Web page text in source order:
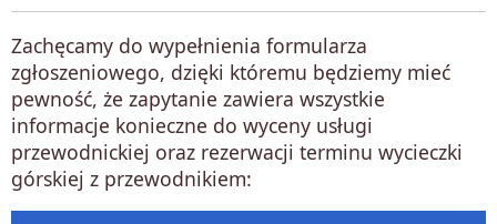
Zachęcamy do wypełnienia formularza
zgłoszeniowego, dzięki któremu będziemy mieć
pewność, że zapytanie zawiera wszystkie
informacje konieczne do wyceny usługi
przewodnickiej oraz rezerwacji terminu wycieczki
górskiej z przewodnikiem: